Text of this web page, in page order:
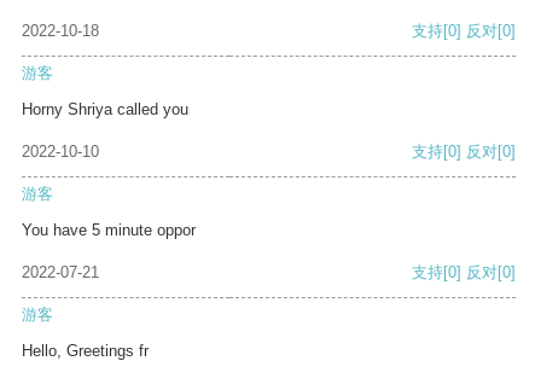
2022-10-18 支持[0] 反对[0]
游客
Horny Shriya called you
2022-10-10 支持[0] 反对[0]
游客
You have 5 minute oppor
2022-07-21 支持[0] 反对[0]
游客
Hello, Greetings fr